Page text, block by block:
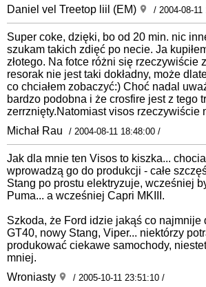
Daniel vel Treetop liil (EM)
/ 2004-08-
Super coke, dzięki, bo od 20 min. nic
szukam takich zdięć po necie. Ja
złotego. Na fotce różni się rzeczywiście
resorak nie jest taki dokładny, może
co chciałem zobaczyć:) Choć nadal
bardzo podobna i że crosfire jest z tego
zerrznięty.Natomiast visos rzeczywiście
Michał Rau
/ 2004-08-11 18:48:00 /
Jak dla mnie ten Visos to kiszka...
wprowadzą go do produkcji - całe
Stang po prostu elektryzuje, wcześniej
Puma... a wcześniej Capri MKIII.
Szkoda, że Ford idzie jakąś co najmnije
GT40, nowy Stang, Viper... niektórzy
produkować ciekawe samochody,
mniej.
Wroniasty
/ 2005-10-11 23:51:10 /